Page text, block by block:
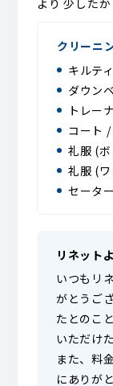
より 少したか
クリーニ
キルテ
ダウン
トレー
コート
礼服 (
礼服 (
セータ
リネット
いつもリ
がとうご
たとのこ
いただけ
また、料
にありが